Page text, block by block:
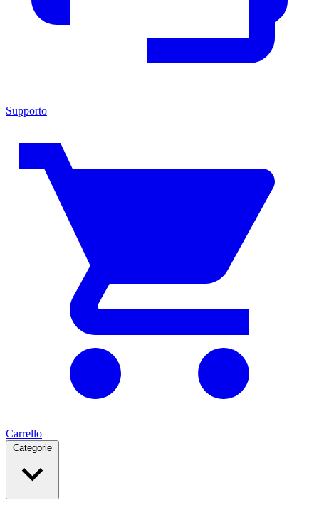
Supporto
Carrello
Categorie